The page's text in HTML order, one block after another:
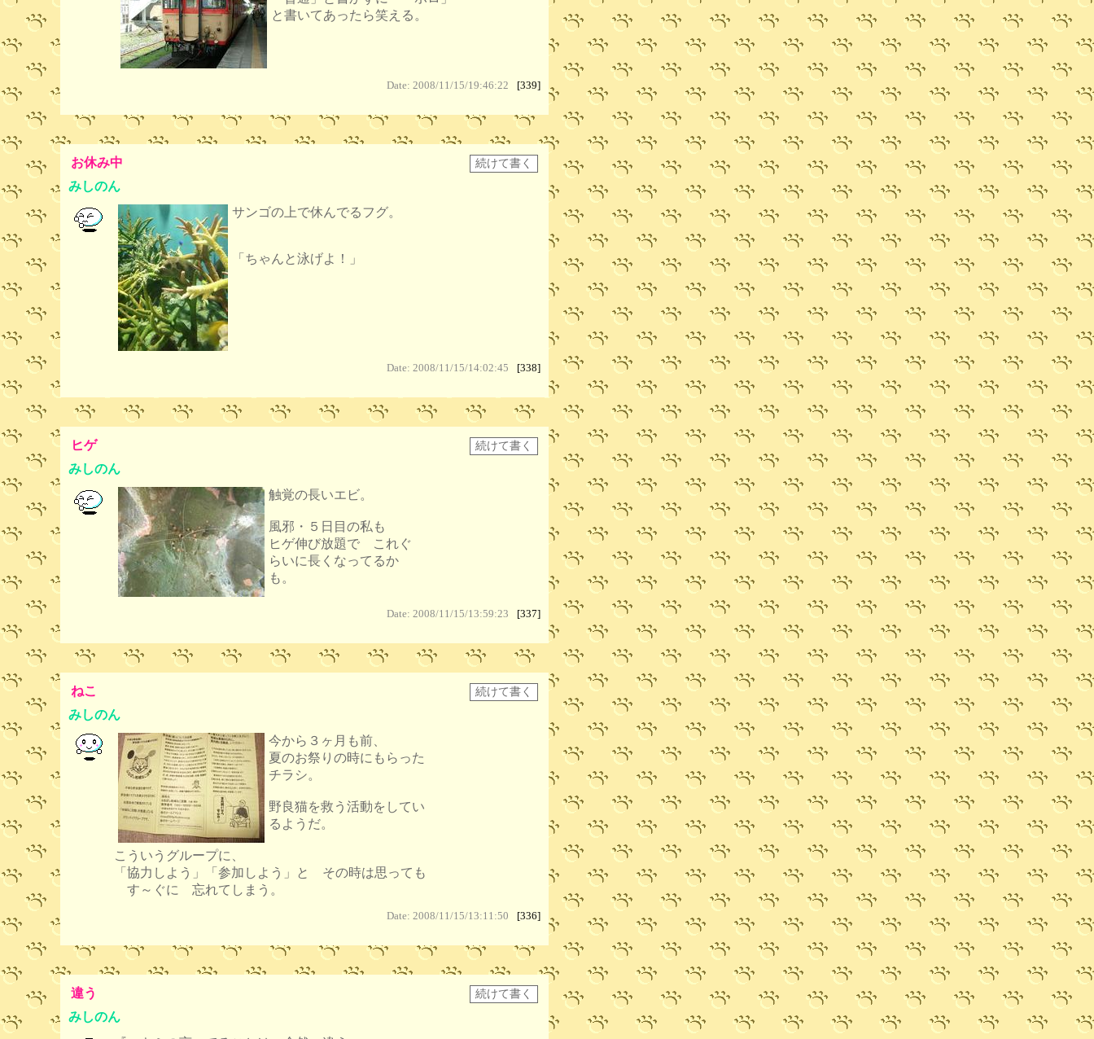
と書いてあったら笑える。
Date: 2008/11/15/19:46:22 [339]
お休み中
みしのん
サンゴの上で休んでるフグ。
「ちゃんと泳げよ！」
Date: 2008/11/15/14:02:45 [338]
ヒゲ
みしのん
触覚の長いエビ。
風邪・５日目の私も
ヒゲ伸び放題で これぐ
らいに長くなってるか
も。
Date: 2008/11/15/13:59:23 [337]
ねこ
みしのん
今から３ヶ月も前、
夏のお祭りの時にもらった
チラシ。
野良猫を救う活動をしてい
るようだ。
こういうグループに、
「協力しよう」「参加しよう」と その時は思っても
す～ぐに 忘れてしまう。
Date: 2008/11/15/13:11:50 [336]
違う
みしのん